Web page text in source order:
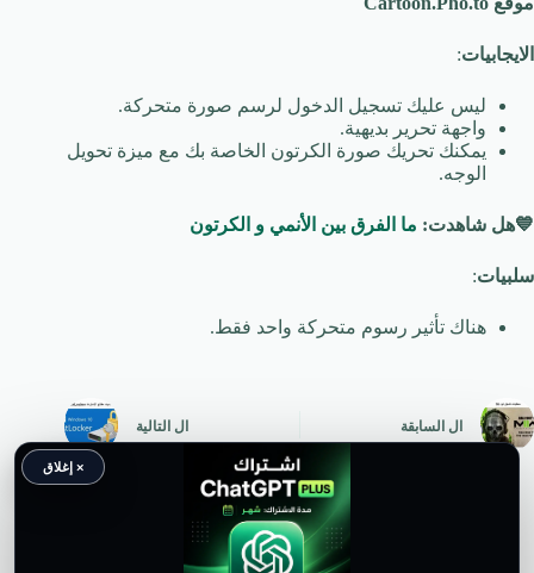
الايجابيات:
ليس عليك تسجيل الدخول لرسم صورة متحركة.
واجهة تحرير بديهية.
يمكنك تحريك صورة الكرتون الخاصة بك مع ميزة تحويل
الوجه.
💙هل شاهدت: ما الفرق بين الأنمي و الكرتون
سلبيات:
هناك تأثير رسوم متحركة واحد فقط.
ال السابقة ال التالية
× إغلاق